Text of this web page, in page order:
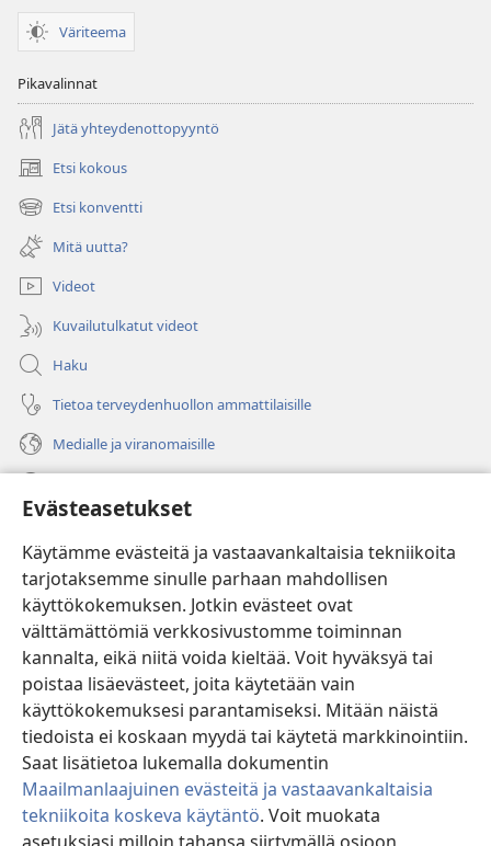
Evästeasetukset
Käytämme evästeitä ja vastaavankaltaisia tekniikoita
tarjotaksemme sinulle parhaan mahdollisen
käyttökokemuksen. Jotkin evästeet ovat
välttämättömiä verkkosivustomme toiminnan
kannalta, eikä niitä voida kieltää. Voit hyväksyä tai
poistaa lisäevästeet, joita käytetään vain
käyttökokemuksesi parantamiseksi. Mitään näistä
tiedoista ei koskaan myydä tai käytetä markkinointiin.
Saat lisätietoa lukemalla dokumentin
Maailmanlaajuinen evästeitä ja vastaavankaltaisia
tekniikoita koskeva käytäntö. Voit muokata
Väriteema
Pikavalinnat
Jätä yhteydenottopyyntö
Etsi kokous
(avaa
uuden
ikkunan)
Etsi konventti
(avaa
uuden
ikkunan)
Mitä uutta?
Videot
Kuvailutulkatut videot
Haku
Tietoa terveydenhuollon ammattilaisille
Medialle ja viranomaisille
(avaa
uuden
ikkunan)Vartiotornin VERKKOKIRJASTO
(avaa
uuden
ikkunan)JW Hub ®
(avaa
uuden
ikkunan)
®
Watchtower Library